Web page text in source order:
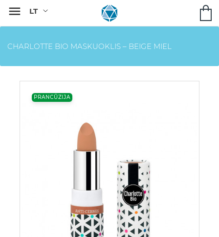

CHARLOTTE BIO MASKUOKLIS – BEIGE MIEL
PRANCŪZIJA